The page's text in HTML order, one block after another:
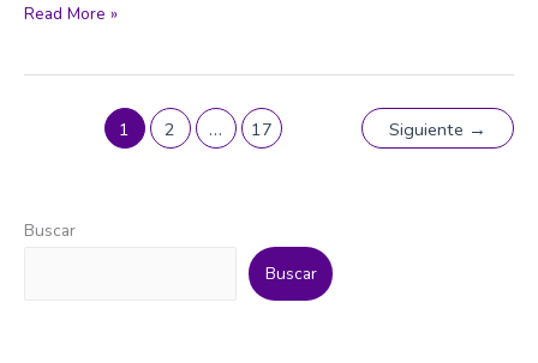
Raquel
a
Read More »
1 2 … 17 Siguiente →
Buscar
Buscar